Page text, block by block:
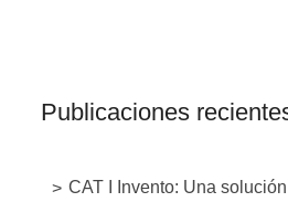
Publicaciones
CAT I Invento: Una